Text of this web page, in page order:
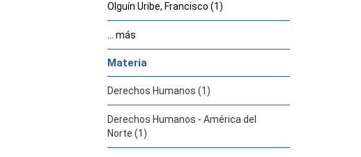
Olguín Uribe, Francisco (1)
... más
Materia
Derechos Humanos (1)
Derechos Humanos - América del
Norte (1)